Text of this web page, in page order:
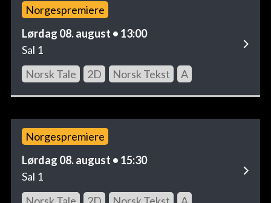
Norgespremiere
Lørdag 08. august • 13:00
Sal 1
Norsk Tale
2D Norsk Tekst A
Norgespremiere
Lørdag 08. august • 15:30
Sal 1